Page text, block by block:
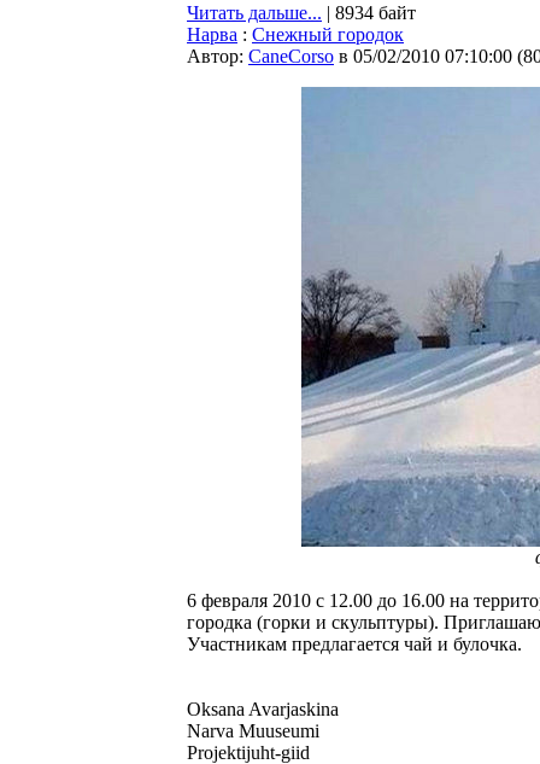
Читать дальше... | 8934 байт
Нарва : Снежный городок
Автор: CaneCorso в 05/02/2010 07:10:00 (
6 февраля 2010 с 12.00 до 16.00 на
городка (горки и скульптуры).
Участникам предлагается чай и булочка.
Oksana Avarjaskina
Narva Muuseumi
Projektijuht-giid